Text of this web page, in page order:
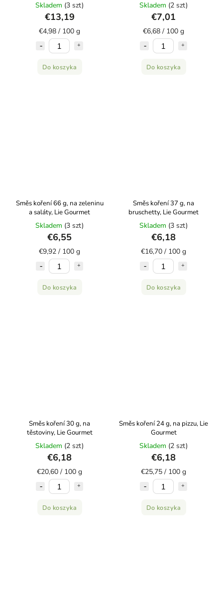
Skladem (3 szt)
€13,19
€4,98 / 100 g
Do koszyka
Skladem (2 szt)
€7,01
€6,68 / 100 g
Do koszyka
Směs koření 66 g, na zeleninu
a saláty, Lie Gourmet
Skladem (3 szt)
€6,55
€9,92 / 100 g
Do koszyka
Směs koření 37 g, na
bruschetty, Lie Gourmet
Skladem (3 szt)
€6,18
€16,70 / 100 g
Do koszyka
Směs koření 30 g, na
těstoviny, Lie Gourmet
Skladem (2 szt)
€6,18
€20,60 / 100 g
Do koszyka
Směs koření 24 g, na pizzu, Lie
Gourmet
Skladem (2 szt)
€6,18
€25,75 / 100 g
Do koszyka